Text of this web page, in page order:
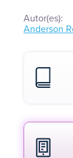
Autor(es):
Anderson